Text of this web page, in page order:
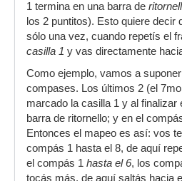
1 termina en una barra de
los 2 puntitos). Esto quiere decir
sólo una vez, cuando repetís el
casilla 1 y vas directamente
Como ejemplo, vamos a
compases. Los últimos 2 (el
marcado la casilla 1 y al finalizar
barra de ritornello; y en el
Entonces el mapeo es así: vos
compás 1 hasta el 8, de aquí
el compás 1 hasta el 6, los
tocás más, de aquí saltás hacia